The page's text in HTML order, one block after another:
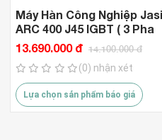
Máy Hàn Công Nghiệp
ARC 400 J45 IGBT ( 3 Pha
400V )
13.690.000 đ 14.100.000 đ
(0) nhận xét
Lựa chọn sản phẩm báo giá